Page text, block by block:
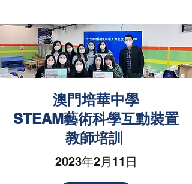
澳門培華中學
STEAM藝術科學互動裝置
​教師培訓
2023年2月11日